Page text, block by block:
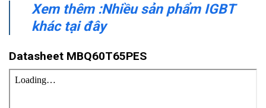
Xem thêm :Nhiều sản phẩm IGBT
khác tại đây
Datasheet MBQ60T65PES